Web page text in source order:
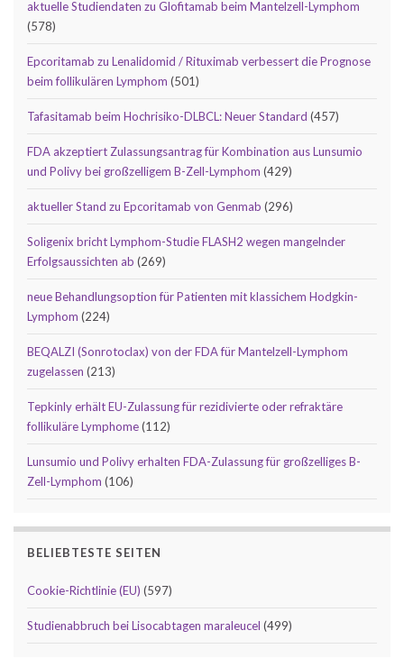
aktuelle Studiendaten zu Glofitamab beim Mantelzell-Lymphom
(578)
Epcoritamab zu Lenalidomid / Rituximab verbessert die Prognose
beim follikulären Lymphom (501)
Tafasitamab beim Hochrisiko-DLBCL: Neuer Standard (457)
FDA akzeptiert Zulassungsantrag für Kombination aus Lunsumio
und Polivy bei großzelligem B-Zell-Lymphom (429)
aktueller Stand zu Epcoritamab von Genmab (296)
Soligenix bricht Lymphom-Studie FLASH2 wegen mangelnder
Erfolgsaussichten ab (269)
neue Behandlungsoption für Patienten mit klassichem Hodgkin-
Lymphom (224)
BEQALZI (Sonrotoclax) von der FDA für Mantelzell-Lymphom
zugelassen (213)
Tepkinly erhält EU-Zulassung für rezidivierte oder refraktäre
follikuläre Lymphome(112)
Lunsumio und Polivy erhalten FDA-Zulassung für großzelliges B-
Zell-Lymphom (106)
BELIEBTESTE SEITEN
Cookie-Richtlinie (EU) (597)
Studienabbruch bei Lisocabtagen maraleucel (499)